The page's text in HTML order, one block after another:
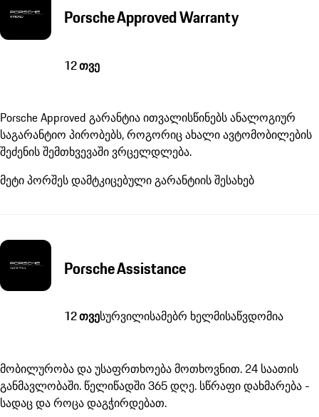
Porsche Approved Warranty
12 თვე
Porsche Approved გარანტია ითვალისწინებს ანალოგიურ
საგარანტიო პირობებს, როგორიც ახალი ავტომობილების
შეძენის შემთხვევაში ვრცელდლება.
მეტი პორშეს დამტკიცებული გარანტიის შესახებ
Porsche Assistance
12 თვესურვილისამებრ ხელმისაწვდომია
მობილურობა და უსაფრთხოება მოთხოვნით. 24 საათის
განმავლობაში. წელიწადში 365 დღე. სწრაფი დახმარება -
სადაც და როცა დაგჭირდებათ.